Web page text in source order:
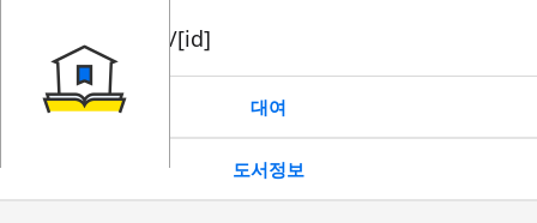
book/rent/[id]
대여
도서정보